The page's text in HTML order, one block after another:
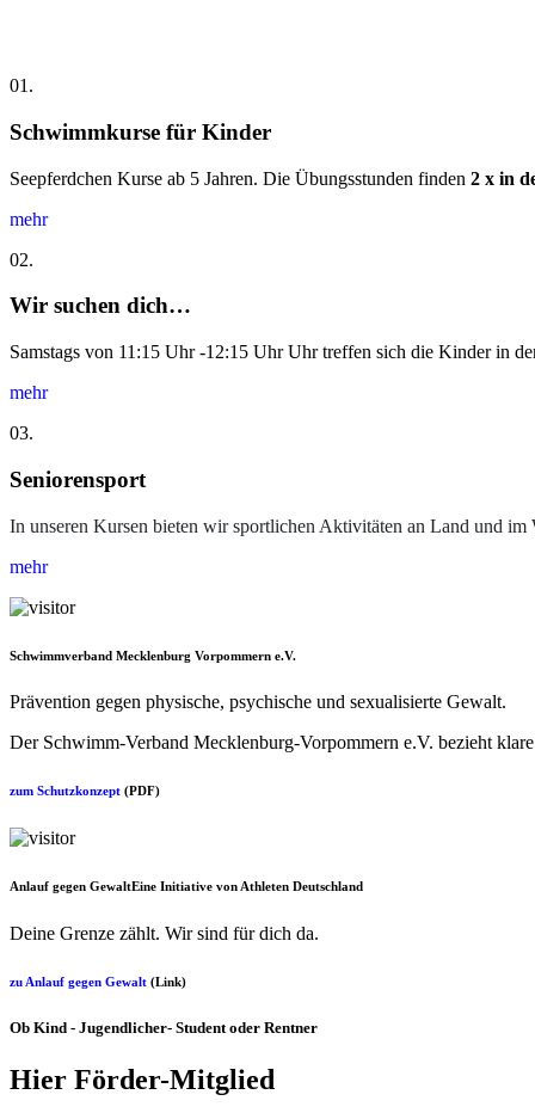
01.
Schwimmkurse für Kinder
Seepferdchen Kurse ab 5 Jahren. Die Übungsstunden finden 2 x in
mehr
02.
Wir suchen dich…
Samstags von 11:15 Uhr -12:15 Uhr Uhr treffen sich die Kinder in
mehr
03.
Seniorensport
In unseren Kursen bieten wir sportlichen Aktivitäten an Land und
mehr
Schwimmverband Mecklenburg Vorpommern e.V.
Prävention gegen physische, psychische und sexualisierte Gewalt.
Der Schwimm-Verband Mecklenburg-Vorpommern e.V. bezieht
zum Schutzkonzept (PDF)
Anlauf gegen GewaltEine Initiative von Athleten Deutschland
Deine Grenze zählt. Wir sind für dich da.
zu Anlauf gegen Gewalt (Link)
Ob Kind - Jugendlicher- Student oder Rentner
Hier Förder-Mitglied